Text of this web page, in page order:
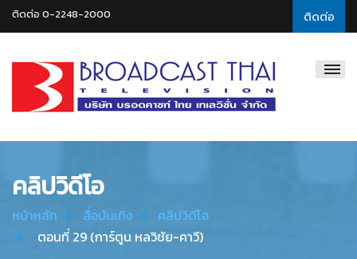
ติดต่อ
ติดต่อ 0-2248-2000
Thai
คลิปวิดีโอ
หน้าหลัก สื่อบันเทิง
คลิปวิดีโอ
ตอนที่ 29 (การ์ตูน หลวิชัย-คาวี)